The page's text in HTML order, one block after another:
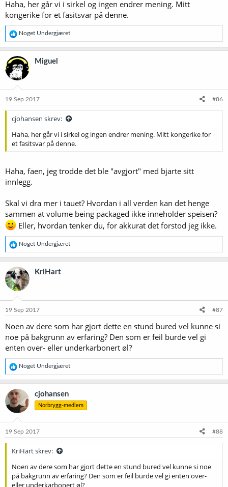
Haha, her går vi i sirkel og ingen endrer mening. Mitt
kongerike for et fasitsvar på denne.
R
e
a
k
s
o
e
Noget Undergjæret
Miguel
19 Sep 2017 #86
cjohansen skrev:
Haha, her går vi i sirkel og ingen endrer mening. Mitt kongerike for
et fasitsvar på denne.
Haha, faen, jeg trodde det ble "avgjort" med bjarte sitt
innlegg.
Skal vi dra mer i tauet? Hvordan i all verden kan det henge
sammen at volume being packaged ikke inneholder speisen?
Eller, hvordan tenker du, for akkurat det forstod jeg ikke.
R
e
a
k
s
j
o
e
:
Noget Undergjæret
KriHart
19 Sep 2017 #87
Noen av dere som har gjort dette en stund bured vel kunne si
noe på bakgrunn av erfaring? Den som er feil burde vel gi
enten over- eller underkarbonert øl?
R
e
a
k
s
j
o
e
Noget Undergjæret
cjohansen
Norbrygg-medlem
19 Sep 2017 #88
KriHart skrev:
Noen av dere som har gjort dette en stund bured vel kunne si noe
på bakgrunn av erfaring? Den som er feil burde vel gi enten over-
eller underkarbonert øl?